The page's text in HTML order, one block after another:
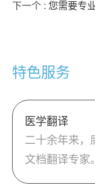
下一个 : 您需要专
特色服务
医学翻译
二十余年来，
文档翻译专家。